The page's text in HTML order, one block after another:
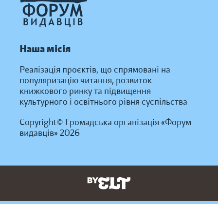
Наша місія
Реалізація проєктів, що спрямовані на
популяризацію читання, розвиток
книжкового ринку та підвищення
культурного і освітнього рівня суспільства
Copyright© Громадська організація «Форум
видавців» 2026